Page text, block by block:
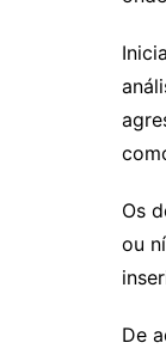
Os
ou
De